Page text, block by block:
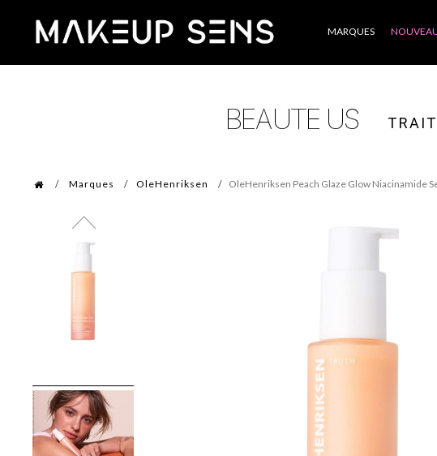
Catégories MARQUES
Marques OleHenriksen OleHenriksen Peach Glaze Glow Niacinamide